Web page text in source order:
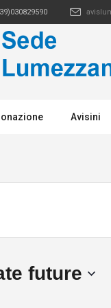
Avisini
future